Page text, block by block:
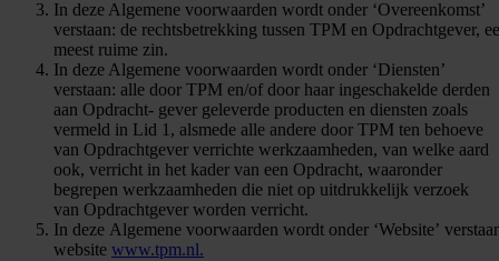
In deze Algemene voorwaarden wordt onder ‘Overeenkomst’
verstaan: de rechtsbetrekking tussen TPM en Opdrachtgever,
meest ruime zin.
In deze Algemene voorwaarden wordt onder ‘Diensten’
verstaan: alle door TPM en/of door haar ingeschakelde derden
aan Opdracht- gever geleverde producten en diensten zoals
vermeld in Lid 1, alsmede alle andere door TPM ten behoeve
van Opdrachtgever verrichte werkzaamheden, van welke aard
ook, verricht in het kader van een Opdracht, waaronder
begrepen werkzaamheden die niet op uitdrukkelijk verzoek
van Opdrachtgever worden verricht.
In deze Algemene voorwaarden wordt onder ‘Website’
website www.tpm.nl.